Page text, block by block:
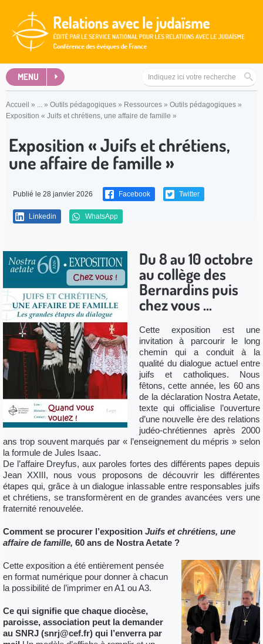
MENU
Accueil » ... » Outils pédagogiques » Ressources » Outils pédagogiques »
Exposition « Juifs et chrétiens, une affaire de famille »
Exposition « Juifs et chrétiens,
une affaire de famille »
Publié le 28 janvier 2026 Facebook Twitter
Linkedin WhatsApp
Du 8 au 10 octobre
au collège des
Bernardins puis
chez vous …
Cette exposition est une
invitation à parcourir le long
chemin qui a conduit à la
qualité du dialogue actuel entre
juifs et catholiques. Nous
fêtons, cette année, les 60 ans
de la déclaration Nostra Aetate,
texte qui officialise l’ouverture
d’une nouvelle ère des relations
judéo-chrétiennes après 2000
ans trop souvent marqués par « l’enseignement du mépris » selon
la formule de Jules Isaac.
De l’affaire Dreyfus, aux paroles fortes des différents papes depuis
Jean XXIII, nous vous proposons de découvrir les différentes
étapes qui, grâce à un dialogue inlassable entre responsables juifs
et chrétiens, se transformèrent en de grandes avancées vers une
fraternité renouvelée.
Comment se procurer l’exposition Juifs et chrétiens, une
affaire de famille, 60 ans de Nostra Aetate ?
Cette exposition a été entièrement pensée
en format numérique pour donner à chacun
la possibilité de l’imprimer en A1 ou A3.
Ce qui signifie que chaque diocèse,
paroisse, association peut la demander
au SNRJ (snrj@cef.fr) qui l’enverra par